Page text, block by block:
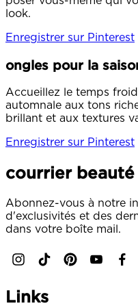
look.
Enregistrer sur Pinterest
ongles pour la
Accueillez le temps
automnale aux tons
brillant et aux textures
Enregistrer sur Pinterest
courrier
Abonnez-vous à notre
d'exclusivités et des
dans votre boîte mail.
Links